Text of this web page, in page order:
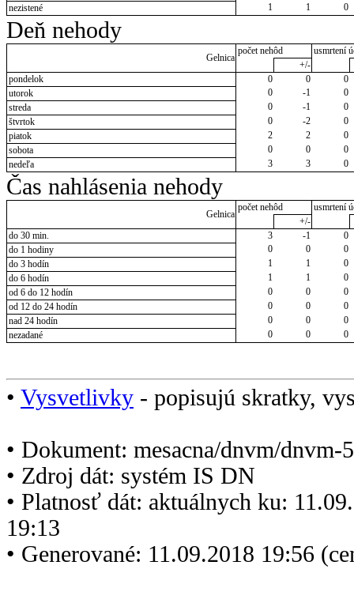
nezistené
1 1 0
Deň nehody
Gelnica
počet nehôd
usmrtení
+/-
pondelok
0 0
0
utorok
0 -1
0
streda
0 -1
0
štvrtok
0 -2
0
piatok
2 2
0
sobota
0 0
0
nedeľa
3 3 0
Čas nahlásenia nehody
Gelnica
počet nehôd
usmrtení
+/-
do 30 min.
3 -1
0
do 1 hodiny
0 0
0
do 3 hodín
1 1
0
do 6 hodín
1 1
0
od 6 do 12 hodín
0 0
0
od 12 do 24 hodín
0 0
0
nad 24 hodín
0 0
0
nezadané
0 0 0
• Vysvetlivky - popisujú skratky,
• Dokument: mesacna/dnvm/dnvm-
• Zdroj dát: systém IS DN
• Platnosť dát: aktuálnych ku:
19:13
• Generované: 11.09.2018 19:56